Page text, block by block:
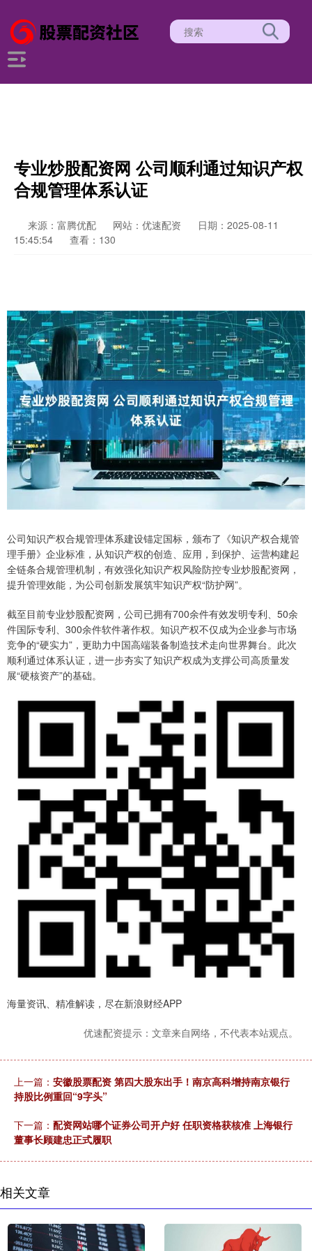
专业炒股配资网 公司顺利通过知识产权
合规管理体系认证
来源：富腾优配 网站：优速配资
日期：2025-08-11
15:45:54
查看：130
公司知识产权合规管理体系建设锚定国标，颁布了《知识产权合规管
理手册》企业标准，从知识产权的创造、应用，到保护、运营构建起
全链条合规管理机制，有效强化知识产权风险防控专业炒股配资网，
提升管理效能，为公司创新发展筑牢知识产权“防护网”。
截至目前专业炒股配资网，公司已拥有700余件有效发明专利、50余
件国际专利、300余件软件著作权。知识产权不仅成为企业参与市场
竞争的“硬实力”，更助力中国高端装备制造技术走向世界舞台。此次
顺利通过体系认证，进一步夯实了知识产权成为支撑公司高质量发
展“硬核资产”的基础。
海量资讯、精准解读，尽在新浪财经APP
优速配资提示：文章来自网络，不代表本站观点。
上一篇： 安徽股票配资 第四大股东出手！南京高科增持南京银行
持股比例重回“9字头”
下一篇： 配资网站哪个证券公司开户好 任职资格获核准 上海银行
董事长顾建忠正式履职
相关文章